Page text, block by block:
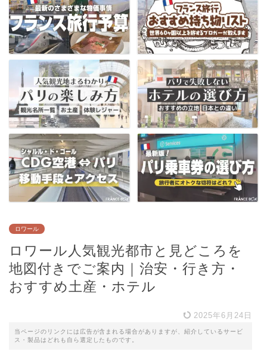
ロワール
ロワール人気観光都市と見どころを
地図付きでご案内｜治安・行き方・
おすすめ土産・ホテル
2025年6月24日
当ページのリンクには広告が含まれる場合がありますが、紹介しているサービ
ス・製品はどれも自ら選定したものです。